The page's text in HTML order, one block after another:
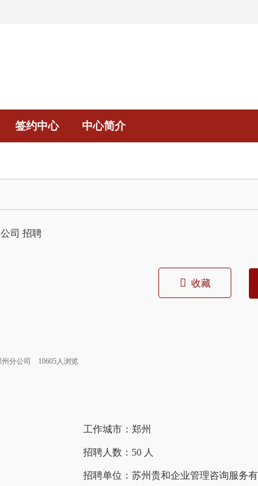
签约中心 中心简介
司 招聘
分公司 10605人浏览
收藏
工作城市：郑州
招聘人数：50 人
招聘单位：苏州贵和企业管理咨询服务